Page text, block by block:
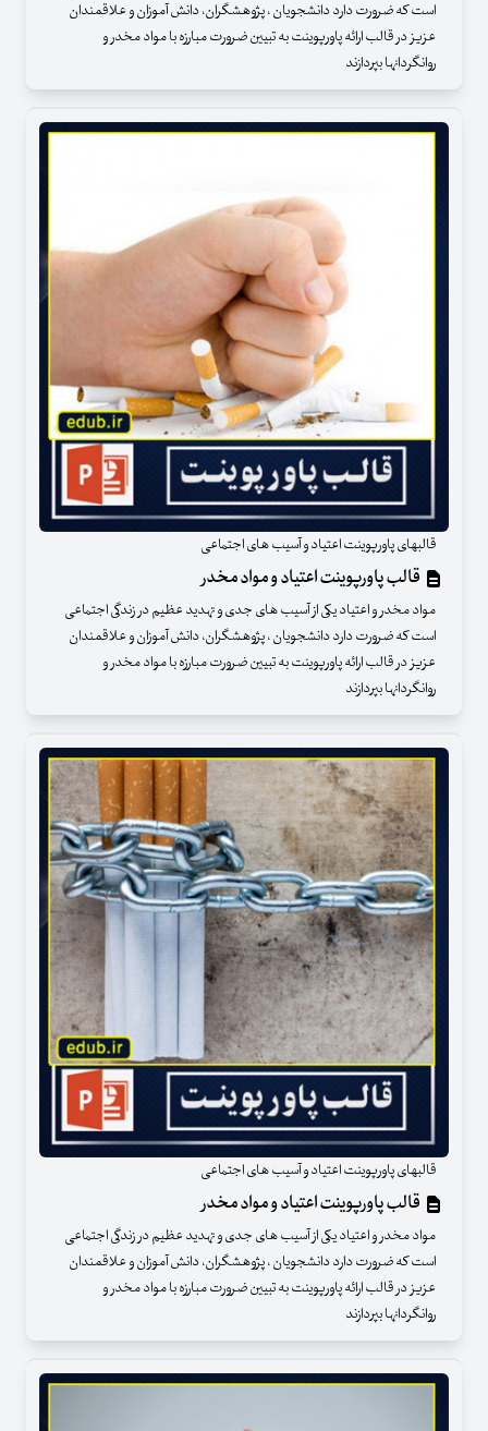
است که ضرورت دارد دانشجویان ، پژوهشگران، دانش آموزان و علاقمندان
عزیز در قالب ارائه پاورپوینت به تبیین ضرورت مبارزه با مواد مخدر و
روانگردانها بپردازند
قالبهای پاورپوینت اعتیاد و آسیب های اجتماعی
قالب پاورپوینت اعتیاد و مواد مخدر
مواد مخدر و اعتیاد یکی از آسیب های جدی و تهدید عظیم در زندگی اجتماعی
است که ضرورت دارد دانشجویان ، پژوهشگران، دانش آموزان و علاقمندان
عزیز در قالب ارائه پاورپوینت به تبیین ضرورت مبارزه با مواد مخدر و
روانگردانها بپردازند
قالبهای پاورپوینت اعتیاد و آسیب های اجتماعی
قالب پاورپوینت اعتیاد و مواد مخدر
مواد مخدر و اعتیاد یکی از آسیب های جدی و تهدید عظیم در زندگی اجتماعی
است که ضرورت دارد دانشجویان ، پژوهشگران، دانش آموزان و علاقمندان
عزیز در قالب ارائه پاورپوینت به تبیین ضرورت مبارزه با مواد مخدر و
روانگردانها بپردازند